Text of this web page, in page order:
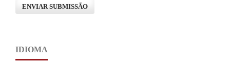
ENVIAR SUBMISSÃO
IDIOMA